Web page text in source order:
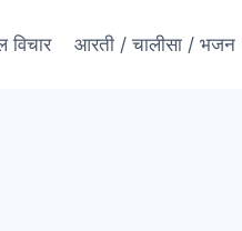
विचार आरती / चालीसा / भजन